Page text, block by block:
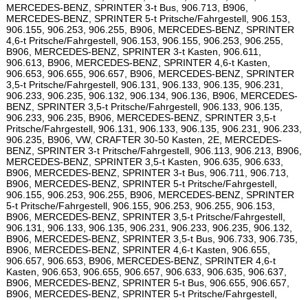
MERCEDES-BENZ, SPRINTER 3-t Bus, 906.713, B906,
MERCEDES-BENZ, SPRINTER 5-t Pritsche/Fahrgestell, 906.153,
906.155, 906.253, 906.255, B906, MERCEDES-BENZ, SPRINTER
4,6-t Pritsche/Fahrgestell, 906.153, 906.155, 906.253, 906.255,
B906, MERCEDES-BENZ, SPRINTER 3-t Kasten, 906.611,
906.613, B906, MERCEDES-BENZ, SPRINTER 4,6-t Kasten,
906.653, 906.655, 906.657, B906, MERCEDES-BENZ, SPRINTER
3,5-t Pritsche/Fahrgestell, 906.131, 906.133, 906.135, 906.231,
906.233, 906.235, 906.132, 906.134, 906.136, B906, MERCEDES-
BENZ, SPRINTER 3,5-t Pritsche/Fahrgestell, 906.133, 906.135,
906.233, 906.235, B906, MERCEDES-BENZ, SPRINTER 3,5-t
Pritsche/Fahrgestell, 906.131, 906.133, 906.135, 906.231, 906.233,
906.235, B906, VW, CRAFTER 30-50 Kasten, 2E, MERCEDES-
BENZ, SPRINTER 3-t Pritsche/Fahrgestell, 906.113, 906.213, B906,
MERCEDES-BENZ, SPRINTER 3,5-t Kasten, 906.635, 906.633,
B906, MERCEDES-BENZ, SPRINTER 3-t Bus, 906.711, 906.713,
B906, MERCEDES-BENZ, SPRINTER 5-t Pritsche/Fahrgestell,
906.155, 906.253, 906.255, B906, MERCEDES-BENZ, SPRINTER
5-t Pritsche/Fahrgestell, 906.155, 906.253, 906.255, 906.153,
B906, MERCEDES-BENZ, SPRINTER 3,5-t Pritsche/Fahrgestell,
906.131, 906.133, 906.135, 906.231, 906.233, 906.235, 906.132,
B906, MERCEDES-BENZ, SPRINTER 3,5-t Bus, 906.733, 906.735,
B906, MERCEDES-BENZ, SPRINTER 4,6-t Kasten, 906.655,
906.657, 906.653, B906, MERCEDES-BENZ, SPRINTER 4,6-t
Kasten, 906.653, 906.655, 906.657, 906.633, 906.635, 906.637,
B906, MERCEDES-BENZ, SPRINTER 5-t Bus, 906.655, 906.657,
B906, MERCEDES-BENZ, SPRINTER 5-t Pritsche/Fahrgestell,